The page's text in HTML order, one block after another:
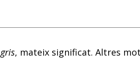
gris, mateix significat. Altres